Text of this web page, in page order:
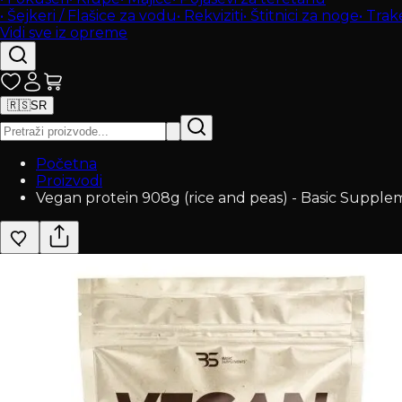
• Šejkeri / Flašice za vodu• Rekviziti• Štitnici za noge•
Vidi sve iz opreme
🇷🇸SR
Početna
Proizvodi
Vegan protein 908g (rice and peas) - Basic